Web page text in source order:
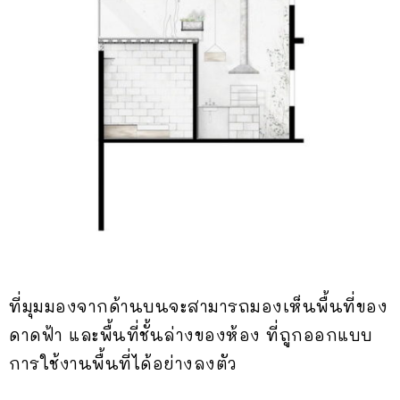
ที่มุมมองจากด้านบนจะสามารถมองเห็นพื้นที่ของ
ดาดฟ้า และพื้นที่ชั้นล่างของห้อง ที่ถูกออกแบบ
การใช้งานพื้นที่ได้อย่างลงตัว